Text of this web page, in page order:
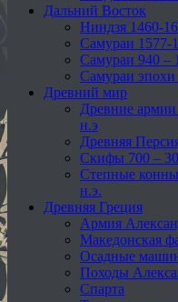
Дальний Восток
Ниндзя 1460-
Самураи 1577-
Самураи 940 –
Самураи
Древний мир
Древние
н.э
Древняя
Скифы 700 –
Степные
н.э.
Древняя Греция
Армия
Македонская
Осадные
Походы
Спарта